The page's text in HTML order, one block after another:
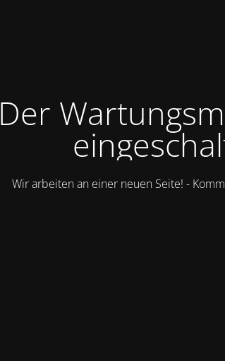
Der
Wir arbeiten an einer neuen Seite! -